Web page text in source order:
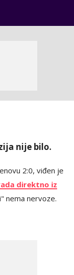
nije bilo.
2:0, viđen je
direktno iz
nema nervoze.